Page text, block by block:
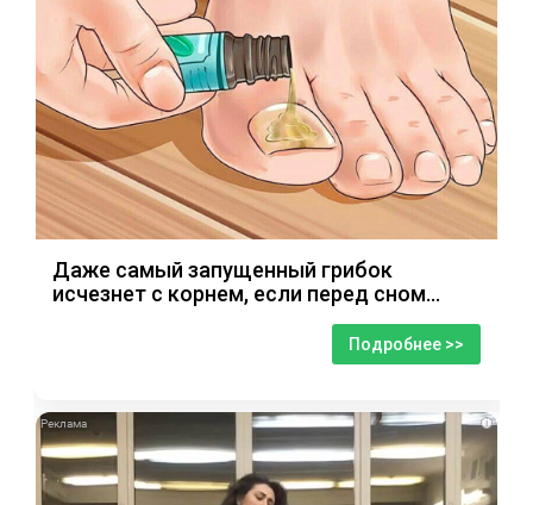
Даже самый запущенный грибок
исчезнет с корнем, если перед сном…
Подробнее >>
i